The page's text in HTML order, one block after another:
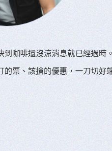
到咖啡還沒涼消息就已經過
的票、該搶的優惠，一刀切